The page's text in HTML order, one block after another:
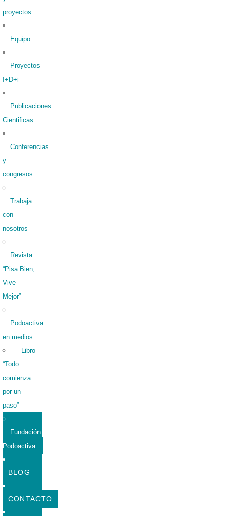
proyectos
Equipo
Proyectos
I+D+i
Publicaciones
Cientificas
Conferencias
y
congresos
Trabaja
con
nosotros
Revista
“Pisa Bien,
Vive
Mejor”
Podoactiva
en medios
Libro
“Todo
comienza
por un
paso”
Fundación
Podoactiva
BLOG
CONTACTO